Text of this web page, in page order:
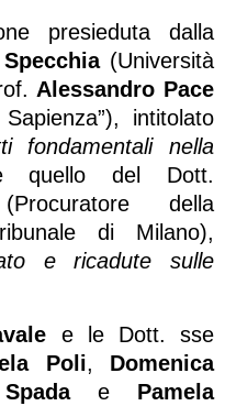
presieduta dalla
Specchia(Università
Alessandro Pace
intitolato
fondamentali nella
del Dott.
della
di Milano),
e ricadute sulle
e le Dott. sse
Poli, Domenica
e Pamela